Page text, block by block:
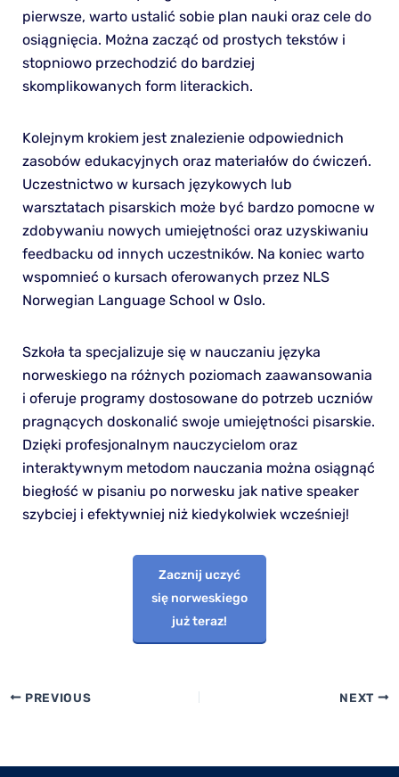
pierwsze, warto ustalić sobie plan nauki oraz cele do
osiągnięcia. Można zacząć od prostych tekstów i
stopniowo przechodzić do bardziej
skomplikowanych form literackich.
Kolejnym krokiem jest znalezienie odpowiednich
zasobów edukacyjnych oraz materiałów do ćwiczeń.
Uczestnictwo w kursach językowych lub
warsztatach pisarskich może być bardzo pomocne w
zdobywaniu nowych umiejętności oraz uzyskiwaniu
feedbacku od innych uczestników. Na koniec warto
wspomnieć o kursach oferowanych przez NLS
Norwegian Language School w Oslo.
Szkoła ta specjalizuje się w nauczaniu języka
norweskiego na różnych poziomach zaawansowania
i oferuje programy dostosowane do potrzeb uczniów
pragnących doskonalić swoje umiejętności pisarskie.
Dzięki profesjonalnym nauczycielom oraz
interaktywnym metodom nauczania można osiągnąć
biegłość w pisaniu po norwesku jak native speaker
szybciej i efektywniej niż kiedykolwiek wcześniej!
Zacznij uczyć
się norweskiego
już teraz!
PREVIOUS NEXT